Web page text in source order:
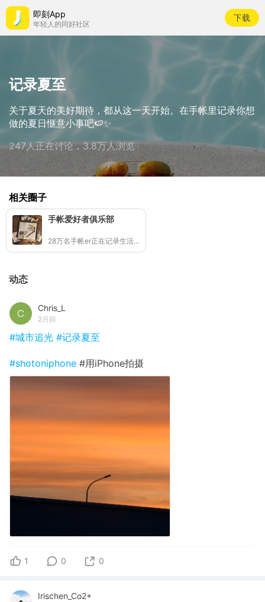
即刻App
年轻人的同好社区
下载
记录夏至
关于夏天的美好期待，都从这一天开始。在手帐里记录你想
做的夏日惬意小事吧🍉✨
247人正在讨论，3.8万人浏览
相关圈子
手帐爱好者俱乐部
28万名手帐er正在记录生活灵感📖✨
动态
Chris_L
2月前
#城市追光 #记录夏至
#shotoniphone #用iPhone拍摄
1 0 0
Irischen_Co2+